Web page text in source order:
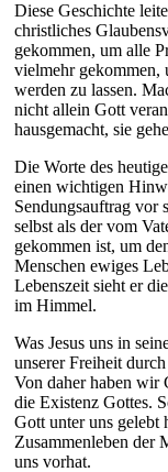
Diese Geschichte
christliches
gekommen, um alle
vielmehr gekommen,
werden zu lassen.
nicht allein Gott
hausgemacht, sie
Die Worte des
einen wichtigen
Sendungsauftrag vor
selbst als der vom
gekommen ist, um
Menschen ewiges
Lebenszeit sieht er
im Himmel.
Was Jesus uns in
unserer Freiheit
Von daher haben wir
die Existenz Gottes.
Gott unter uns gelebt
Zusammenleben der
uns vorhat.